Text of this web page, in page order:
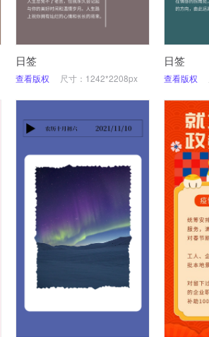
日签
查看版权 尺寸：1242*2208px
日签
查看版权